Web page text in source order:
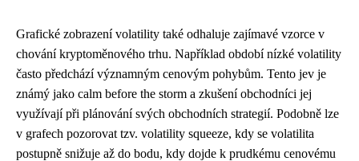
Grafické zobrazení volatility také odhaluje zajímavé vzorce v
chování kryptoměnového trhu. Například období nízké volatility
často předchází významným cenovým pohybům. Tento jev je
známý jako calm before the storm a zkušení obchodníci jej
využívají při plánování svých obchodních strategií. Podobně lze
v grafech pozorovat tzv. volatility squeeze, kdy se volatilita
postupně snižuje až do bodu, kdy dojde k prudkému cenovému